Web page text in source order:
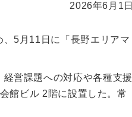
2026年6月1日
5月11日に「長野エリアマ
営課題への対応や各種支援
館ビル 2階に設置した。常